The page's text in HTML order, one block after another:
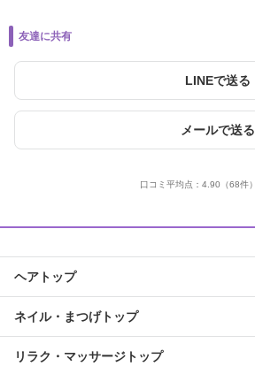
友達に共有
LINEで送る
メールで送る
口コミ平均点： 4.90 （68件）
ヘアトップ
ネイル・まつげトップ
リラク・マッサージトップ